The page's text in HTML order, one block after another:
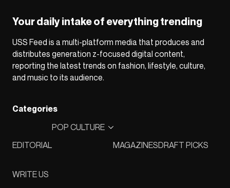
Your daily intake of everything trending
USS Feed is a multi-platform media that produces and
distributes generation z-focused digital content,
reporting the latest trends on fashion, lifestyle, culture,
and music to its audience.
Categories
EDITORIAL
POP CULTURE
MAGAZINESDRAFT PICKS
WRITE US